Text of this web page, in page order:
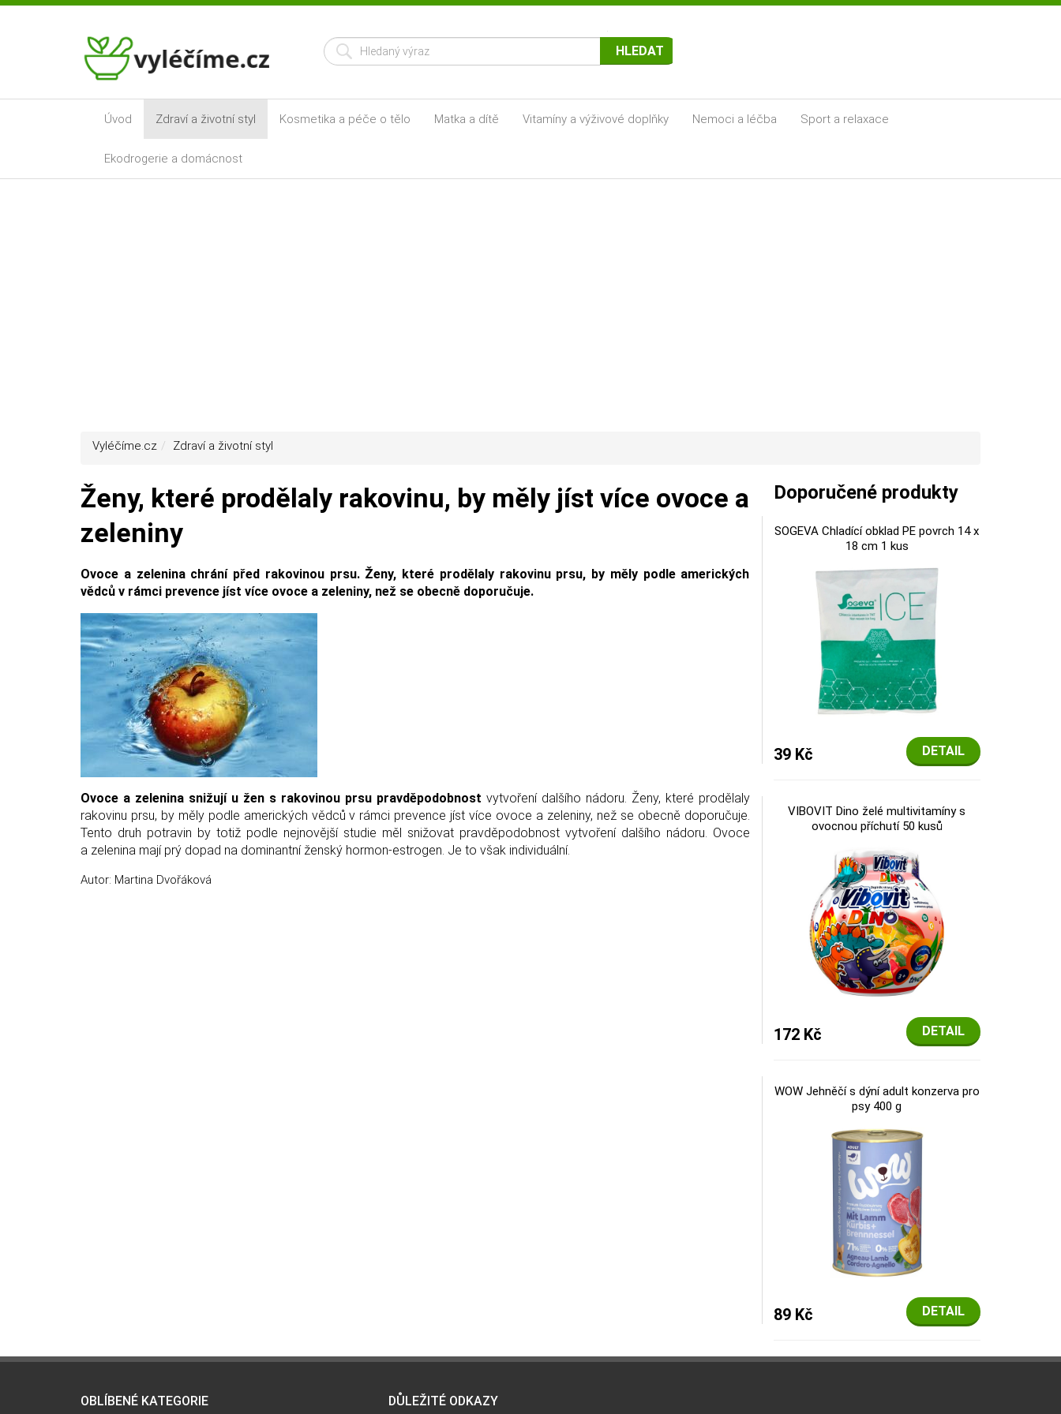
HLEDAT
Úvod Zdraví a životní styl Kosmetika a péče o tělo Matka a dítě Vitamíny a výživové doplňky Nemoci a léčba Sport a relaxace
Ekodrogerie a domácnost
Vyléčíme.cz Zdraví a životní styl
Ženy, které prodělaly rakovinu, by měly jíst více ovoce a
zeleniny
Ovoce a zelenina chrání před rakovinou prsu. Ženy, které prodělaly rakovinu prsu, by měly podle amerických
vědců v rámci prevence jíst více ovoce a zeleniny, než se obecně doporučuje.
Ovoce a zelenina snižují u žen s rakovinou prsu pravděpodobnost vytvoření dalšího nádoru. Ženy, které prodělaly
rakovinu prsu, by měly podle amerických vědců v rámci prevence jíst více ovoce a zeleniny, než se obecně doporučuje.
Tento druh potravin by totiž podle nejnovější studie měl snižovat pravděpodobnost vytvoření dalšího nádoru. Ovoce
a zelenina mají prý dopad na dominantní ženský hormon-estrogen. Je to však individuální.
Autor: Martina Dvořáková
Doporučené produkty
SOGEVA Chladící obklad PE povrch 14 x
18 cm 1 kus
DETAIL
39 Kč
VIBOVIT Dino želé multivitamíny s
ovocnou příchutí 50 kusů
DETAIL
172 Kč
WOW Jehněčí s dýní adult konzerva pro
psy 400 g
DETAIL
89 Kč
OBLÍBENÉ KATEGORIE DŮLEŽITÉ ODKAZY